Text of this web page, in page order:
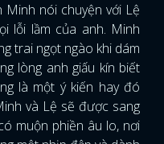
nói chuyện với Lệ
lỗi lầm của anh. Minh
trai ngọt ngào khi dám
lòng anh giấu kín biết
là một ý kiến hay đó
và Lệ sẽ được sang
muộn phiền âu lo, nơi